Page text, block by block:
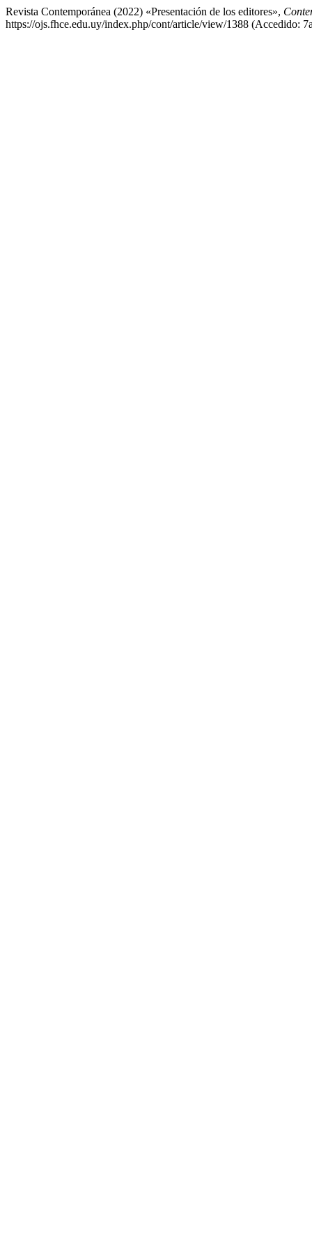
Revista Contemporánea (2022) «Presentación de los editores»,
https://ojs.fhce.edu.uy/index.php/cont/article/view/1388 (Accedido: